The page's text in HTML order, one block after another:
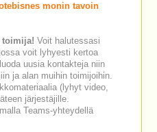
monin tavoin
toimija! Voit halutessasi
voit lyhyesti kertoa
uusia kontakteja niin
ja alan muihin toimijoihin.
(lyhyt video,
järjestäjille.
Teams-yhteydellä